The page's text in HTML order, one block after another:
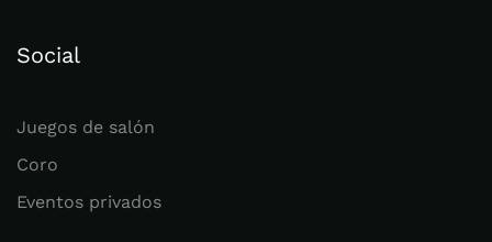
Social
Juegos de salón
Coro
Eventos privados